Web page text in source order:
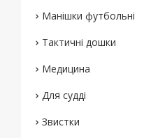
Манішки футбольні
Тактичні дошки
Медицина
Для судді
Звистки